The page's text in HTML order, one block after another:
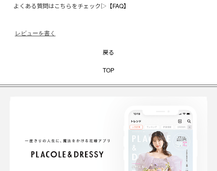
よくある質問はこちらをチェック▷ 【FAQ】
レビューを書く
戻る
TOP